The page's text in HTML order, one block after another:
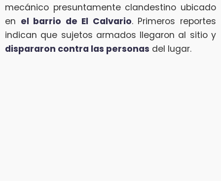
mecánico presuntamente clandestino ubicado
en el barrio de El Calvario. Primeros reportes
indican que sujetos armados llegaron al sitio y
dispararon contra las personas del lugar.